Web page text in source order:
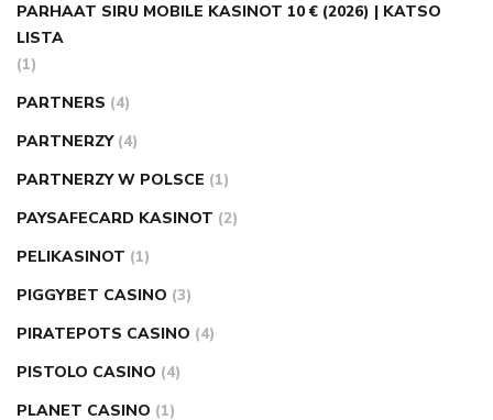
PARHAAT SIRU MOBILE KASINOT 10 € (2026) | KATSO
LISTA
(1)
PARTNERS (4)
PARTNERZY (4)
PARTNERZY W POLSCE (1)
PAYSAFECARD KASINOT (2)
PELIKASINOT (1)
PIGGYBET CASINO (3)
PIRATEPOTS CASINO (4)
PISTOLO CASINO (4)
PLANET CASINO (1)